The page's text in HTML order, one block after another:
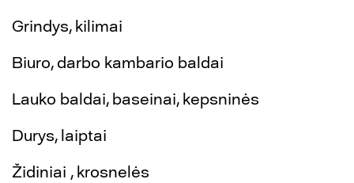
Grindys, kilimai
Biuro, darbo kambario baldai
Lauko baldai, baseinai, kepsninės
Durys, laiptai
Židiniai , krosnelės